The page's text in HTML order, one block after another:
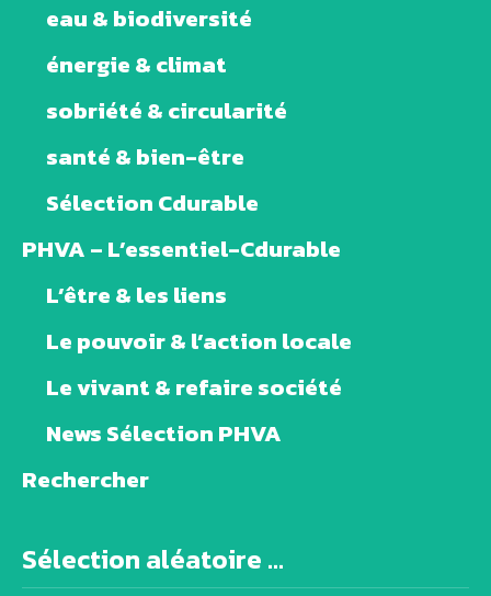
eau & biodiversité
énergie & climat
sobriété & circularité
santé & bien-être
Sélection Cdurable
PHVA – L’essentiel-Cdurable
L’être & les liens
Le pouvoir & l’action locale
Le vivant & refaire société
News Sélection PHVA
Rechercher
Sélection aléatoire ...